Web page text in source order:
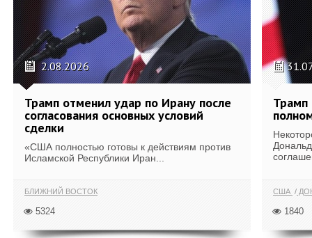
2.08.2026
Трамп отменил удар по Ирану после
согласования основных условий
сделки
«США полностью готовы к действиям против
Исламской Республики Иран...
БЛИЖНИЙ ВОСТОК
5324
Трамп
США
1840